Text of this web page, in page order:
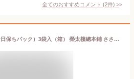
全てのおすすめコメント (2件) >
御赤飯 ごま塩付（お日保ちパック）3袋入（箱） 榮太樓總本鋪 ささげ 大角豆 母の日 父の日 和菓子 ギフト おしゃれ 手土産 あんこ 老舗 高級スイーツ お取り寄せ 入学祝 送別祝 卒業祝 お祝い返し 内祝い 日本橋 2026